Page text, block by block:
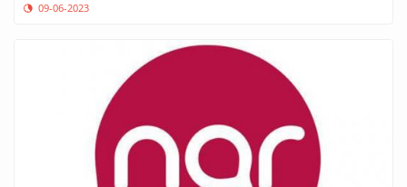
09-06-2023